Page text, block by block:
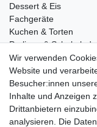
Dessert & Eis
Fachgeräte
Kuchen & Torten
Pralinen & Schokolade
Lebensmittel
Gutscheine
Informationen
Zahlungsarten
Versandkosten
Wir verwenden
Website und
Besucher:innen
Inhalte und Anzeigen
Drittanbietern
analysieren. Die